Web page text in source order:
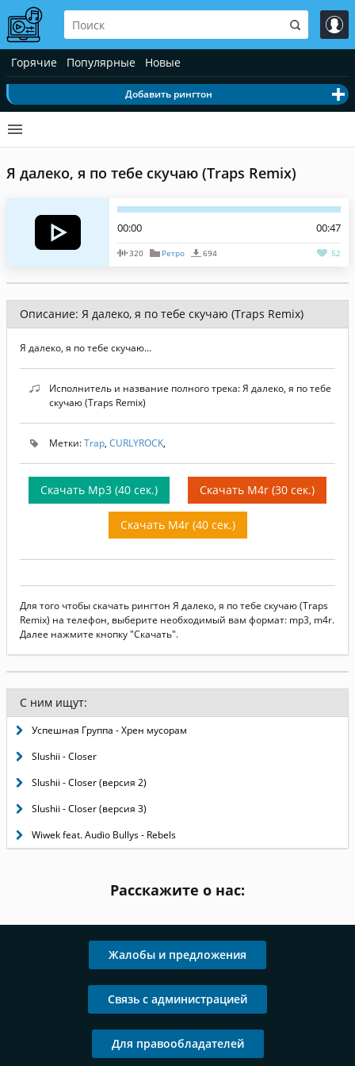
Горячие Популярные Новые
Добавить рингтон
Я далеко, я по тебе скучаю (Traps Remix)
00:00 00:47
320 Ретро 694 52
Описание: Я далеко, я по тебе скучаю (Traps Remix)
Я далеко, я по тебе скучаю...
Исполнитель и название полного трека: Я далеко, я по тебе
скучаю (Traps Remix)
Метки:Trap, CURLYROCK,
Скачать Mp3 (40 сек.) Скачать M4r (30 сек.)
Скачать M4r (40 сек.)
Для того чтобы скачать рингтон Я далеко, я по тебе скучаю (Traps
Remix) на телефон, выберите необходимый вам формат: mp3, m4r.
Далее нажмите кнопку "Скачать".
С ним ищут:
Успешная Группа - Хрен мусорам
Slushii - Closer
Slushii - Closer (версия 2)
Slushii - Closer (версия 3)
Wiwek feat. Audio Bullys - Rebels
Расскажите о нас:
Жалобы и предложения
Связь с администрацией
Для правообладателей